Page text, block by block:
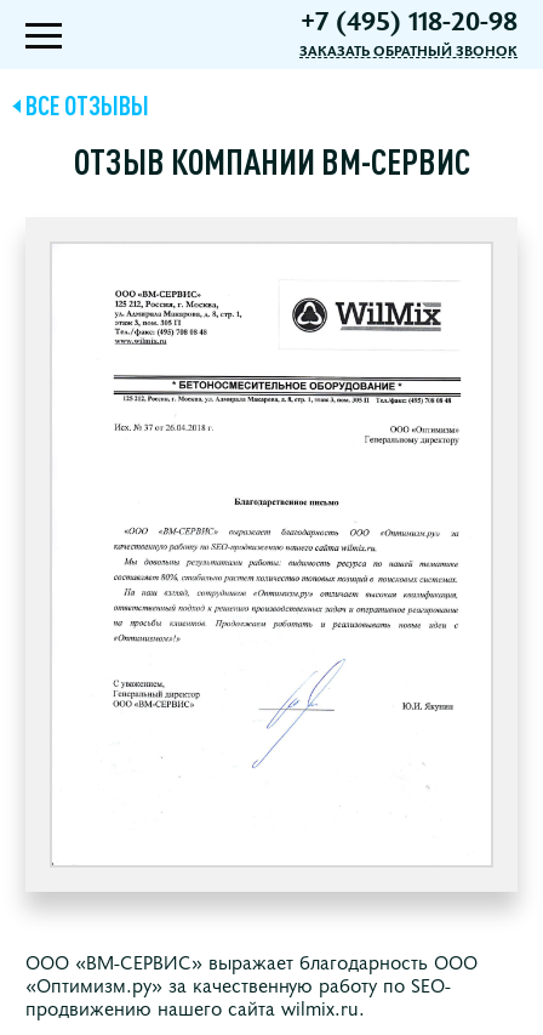
+7 (495) 118-20-98
ЗАКАЗАТЬ ОБРАТНЫЙ ЗВОНОК
ВСЕ ОТЗЫВЫ
ОТЗЫВ КОМПАНИИ ВМ-СЕРВИС
ООО «ВМ-СЕРВИС» выражает благодарность ООО
«Оптимизм.ру» за качественную работу по SEO-
продвижению нашего сайта wilmix.ru.